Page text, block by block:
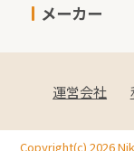
メーカー
運営会社
Copyright(c) 2026